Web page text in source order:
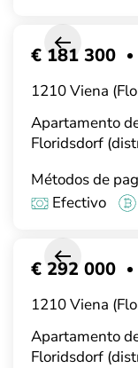
Apartamento
Floridsdorf
€ 181 300
1210 Viena
Métodos de
Efectivo
Apartamento
Floridsdorf
€ 292 000
1210 Viena